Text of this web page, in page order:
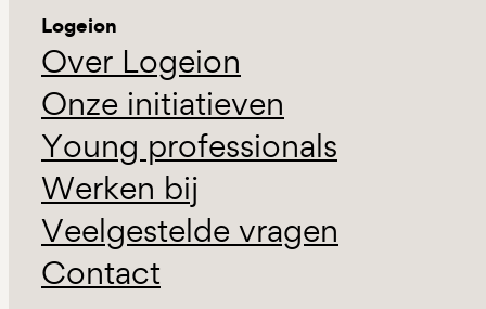
Logeion
Over Logeion
Onze initiatieven
Young professionals
Werken bij
Veelgestelde vragen
Contact